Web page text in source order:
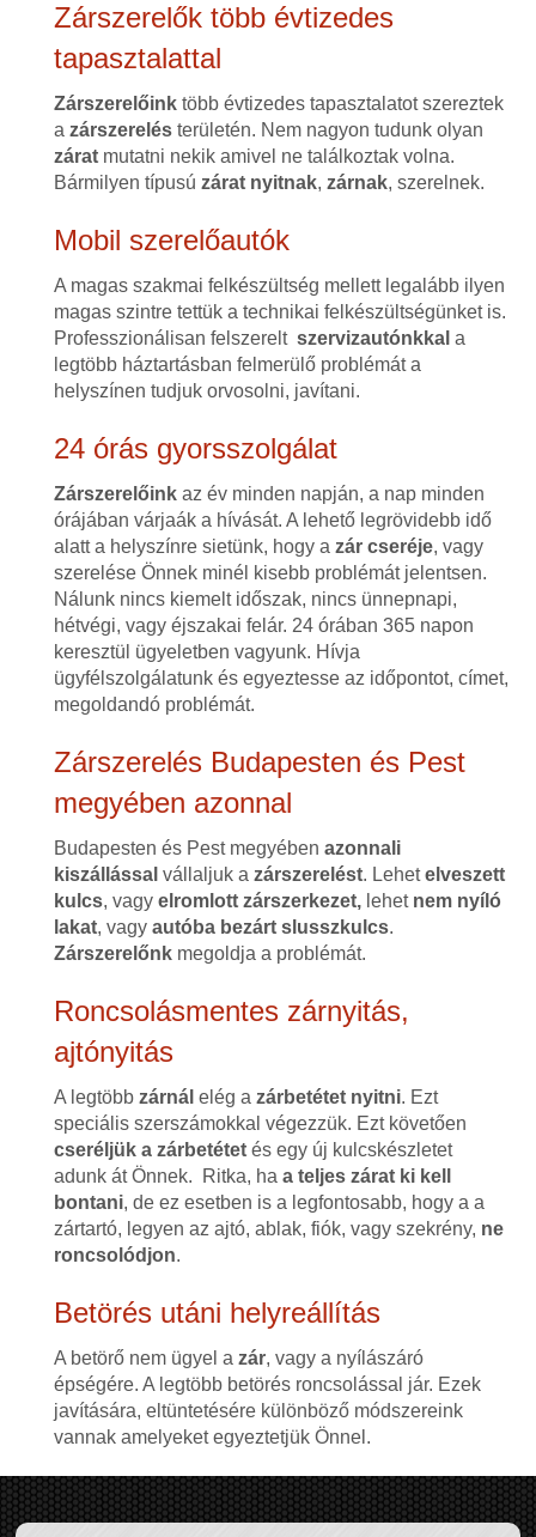
Zárszerelők több évtizedes
tapasztalattal
Zárszerelőinktöbb évtizedes tapasztalatot szereztek
a zárszerelésterületén. Nem nagyon tudunk olyan
záratmutatni nekik amivel ne találkoztak volna.
Bármilyen típusú zárat nyitnak, zárnak, szerelnek.
Mobil szerelőautók
A magas szakmai felkészültség mellett legalább ilyen
magas szintre tettük a technikai felkészültségünket is.
Professzionálisan felszerelt szervizautónkkal a
legtöbb háztartásban felmerülő problémát a
helyszínen tudjuk orvosolni, javítani.
24 órás gyorsszolgálat
Zárszerelőinkaz év minden napján, a nap minden
órájában várjaák a hívását. A lehető legrövidebb idő
alatt a helyszínre sietünk, hogy a zár cseréje, vagy
szerelése Önnek minél kisebb problémát jelentsen.
Nálunk nincs kiemelt időszak, nincs ünnepnapi,
hétvégi, vagy éjszakai felár. 24 órában 365 napon
keresztül ügyeletben vagyunk. Hívja
ügyfélszolgálatunk és egyeztesse az időpontot, címet,
megoldandó problémát.
Zárszerelés Budapesten és Pest
megyében azonnal
Budapesten és Pest megyében azonnali
kiszállással vállaljuk a zárszerelést. Lehetelveszett
kulcs, vagyelromlott zárszerkezet,lehet nem nyíló
lakat, vagy autóba bezárt slusszkulcs.
Zárszerelőnkmegoldja a problémát.
Roncsolásmentes zárnyitás,
ajtónyitás
A legtöbb zárnál elég a zárbetétet nyitni. Ezt
speciális szerszámokkal végezzük. Ezt követően
cseréljük a zárbetétetés egy új kulcskészletet
adunk át Önnek. Ritka, ha a teljes zárat ki kell
bontani, de ez esetben is a legfontosabb, hogy a a
zártartó, legyen az ajtó, ablak, fiók, vagy szekrény, ne
roncsolódjon.
Betörés utáni helyreállítás
A betörő nem ügyel a zár, vagy a nyílászáró
épségére. A legtöbb betörés roncsolással jár. Ezek
javítására, eltüntetésére különböző módszereink
vannak amelyeket egyeztetjük Önnel.